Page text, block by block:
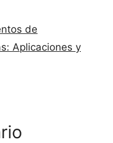
de
Aplicaciones y